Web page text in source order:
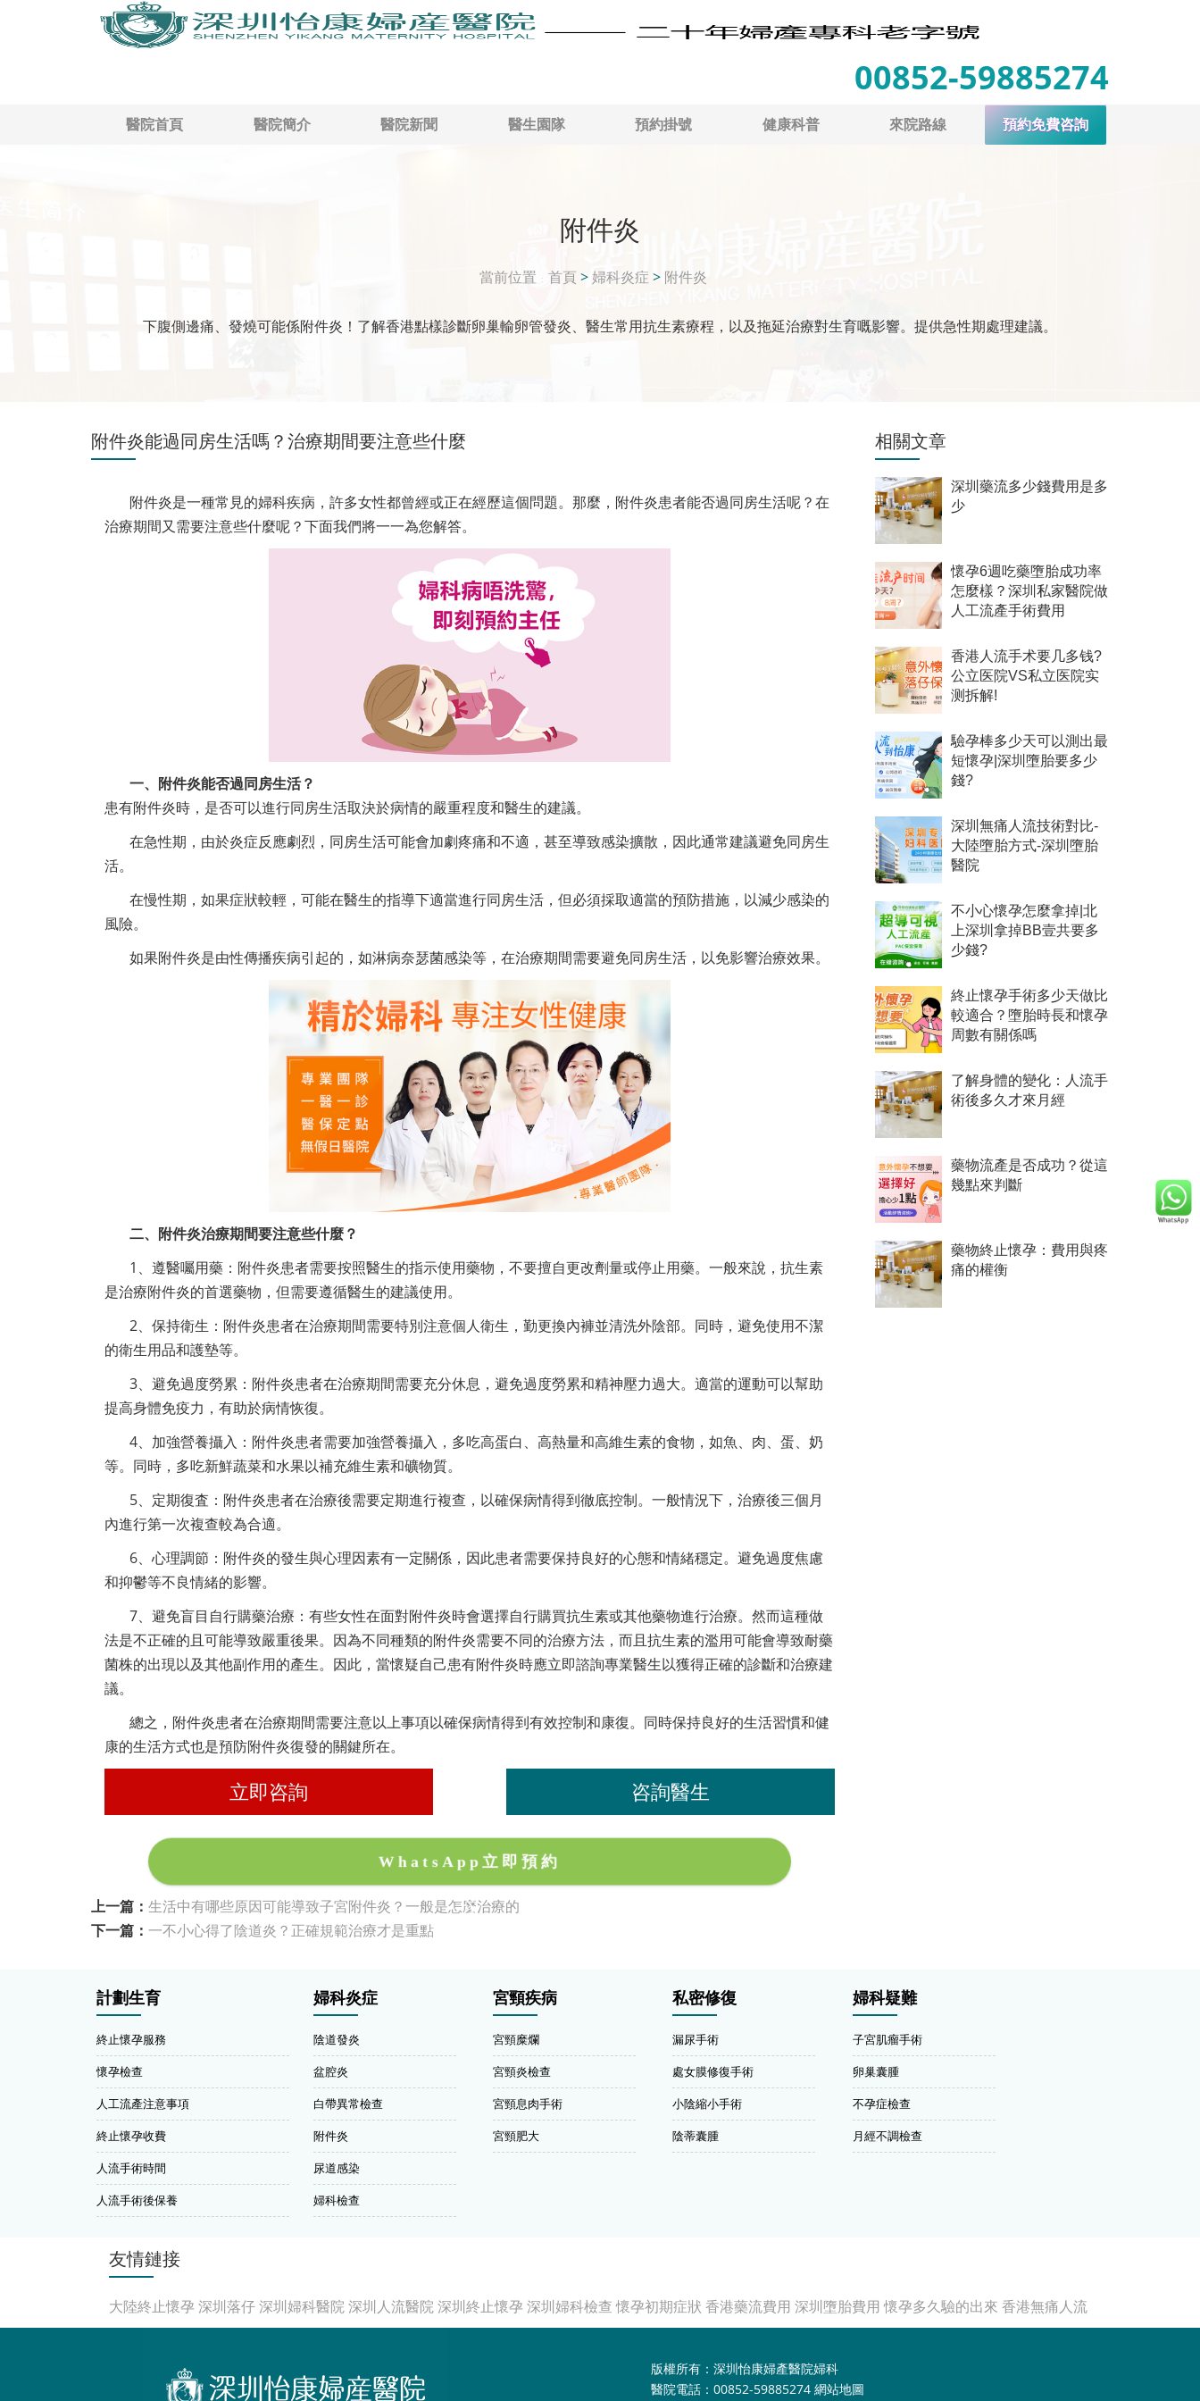
00852-59885274
醫院首頁 醫院簡介 醫院新聞 醫生園隊 預約掛號 健康科普 來院路線 預約免費咨詢
附件炎
當前位置 首頁 >婦科炎症 > 附件炎
下腹側邊痛、發燒可能係附件炎！了解香港點樣診斷卵巢輸卵管發炎、醫生常用抗生素療程，以及拖延治療對生育嘅影響。提供急性期處理建議。
附件炎能過同房生活嗎？治療期間要注意些什麼
附件炎是一種常見的婦科疾病，許多女性都曾經或正在經歷這個問題。那麼，附件炎患者能否過同房生活呢？在
治療期間又需要注意些什麼呢？下面我們將一一為您解答。
一、附件炎能否過同房生活？
患有附件炎時，是否可以進行同房生活取決於病情的嚴重程度和醫生的建議。
在急性期，由於炎症反應劇烈，同房生活可能會加劇疼痛和不適，甚至導致感染擴散，因此通常建議避免同房生
活。
在慢性期，如果症狀較輕，可能在醫生的指導下適當進行同房生活，但必須採取適當的預防措施，以減少感染的
風險。
如果附件炎是由性傳播疾病引起的，如淋病奈瑟菌感染等，在治療期間需要避免同房生活，以免影響治療效果。
二、附件炎治療期間要注意些什麼？
1、遵醫囑用藥：附件炎患者需要按照醫生的指示使用藥物，不要擅自更改劑量或停止用藥。一般來說，抗生素
是治療附件炎的首選藥物，但需要遵循醫生的建議使用。
2、保持衛生：附件炎患者在治療期間需要特別注意個人衛生，勤更換內褲並清洗外陰部。同時，避免使用不潔
的衛生用品和護墊等。
3、避免過度勞累：附件炎患者在治療期間需要充分休息，避免過度勞累和精神壓力過大。適當的運動可以幫助
提高身體免疫力，有助於病情恢復。
4、加強營養攝入：附件炎患者需要加強營養攝入，多吃高蛋白、高熱量和高維生素的食物，如魚、肉、蛋、奶
等。同時，多吃新鮮蔬菜和水果以補充維生素和礦物質。
5、定期復査：附件炎患者在治療後需要定期進行複查，以確保病情得到徹底控制。一般情況下，治療後三個月
內進行第一次複查較為合適。
6、心理調節：附件炎的發生與心理因素有一定關係，因此患者需要保持良好的心態和情緒穩定。避免過度焦慮
和抑鬱等不良情緒的影響。
7、避免盲目自行購藥治療：有些女性在面對附件炎時會選擇自行購買抗生素或其他藥物進行治療。然而這種做
法是不正確的且可能導致嚴重後果。因為不同種類的附件炎需要不同的治療方法，而且抗生素的濫用可能會導致耐藥
菌株的出現以及其他副作用的產生。因此，當懷疑自己患有附件炎時應立即諮詢專業醫生以獲得正確的診斷和治療建
議。
總之，附件炎患者在治療期間需要注意以上事項以確保病情得到有效控制和康復。同時保持良好的生活習慣和健
康的生活方式也是預防附件炎復發的關鍵所在。
立即咨詢 咨詢醫生
WhatsApp立即預約
上一篇： 生活中有哪些原因可能導致子宮附件炎？一般是怎麼治療的
下一篇： 一不小心得了陰道炎？正確規範治療才是重點
相關文章
深圳藥流多少錢費用是多
少
懷孕6週吃藥墮胎成功率
怎麼樣？深圳私家醫院做
人工流產手術費用
香港人流手术要几多钱?
公立医院VS私立医院实
测拆解!
驗孕棒多少天可以測出最
短懷孕|深圳墮胎要多少
錢?
深圳無痛人流技術對比-
大陸墮胎方式-深圳墮胎
醫院
不小心懷孕怎麼拿掉|北
上深圳拿掉BB壹共要多
少錢?
終止懷孕手術多少天做比
較適合？墮胎時長和懷孕
周數有關係嗎
了解身體的變化：人流手
術後多久才來月經
藥物流產是否成功？從這
幾點來判斷
藥物終止懷孕：費用與疼
痛的權衡
計劃生育
終止懷孕服務
懷孕檢查
人工流產注意事項
終止懷孕收費
人流手術時間
人流手術後保養
婦科炎症
陰道發炎
盆腔炎
白帶異常檢查
附件炎
尿道感染
婦科檢查
宮頸疾病
宮頸糜爛
宮頸炎檢查
宮頸息肉手術
宮頸肥大
私密修復
漏尿手術
處女膜修復手術
小陰縮小手術
陰蒂囊腫
婦科疑難
子宮肌瘤手術
卵巢囊腫
不孕症檢查
月經不調檢查
友情鏈接
大陸終止懷孕 深圳落仔深圳婦科醫院深圳人流醫院深圳終止懷孕 深圳婦科檢查 懷孕初期症狀 香港藥流費用 深圳墮胎費用 懷孕多久驗的出來 香港無痛人流
版權所有：深圳怡康婦產醫院婦科
醫院電話：00852-59885274 網站地圖